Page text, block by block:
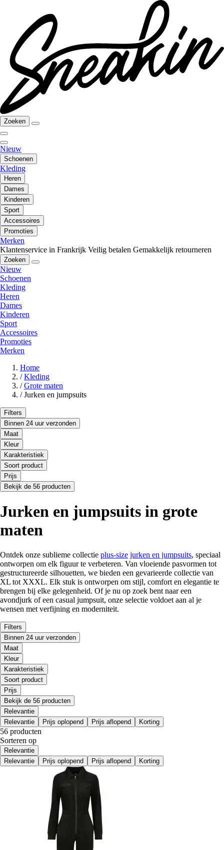
Zoeken
Nieuw
Schoenen
Kleding
Heren
Dames
Kinderen
Sport
Accessoires
Promoties
Merken
Klantenservice in Frankrijk Veilig betalen Gemakkelijk retourneren
Zoeken
Nieuw
Schoenen
Kleding
Heren
Dames
Kinderen
Sport
Accessoires
Promoties
Merken
Home
/ Kleding
/ Grote maten
/ Jurken en jumpsuits
Filters
Binnen 24 uur verzonden
Maat
Kleur
Karakteristiek
Soort product
Prijs
Bekijk de 56 producten
Jurken en jumpsuits in grote
maten
Ontdek onze sublieme collectie plus-size jurken en jumpsuits, speciaal
ontworpen om elk figuur te verbeteren. Van vloeiende pasvormen tot
gestructureerde silhouetten, we bieden een gevarieerde collectie van
XL tot XXXL. Elk stuk is ontworpen om stijl, comfort en elegantie te
brengen bij elke gelegenheid. Of je nu op zoek bent naar een
avondjurk of een casual jumpsuit, onze selectie voldoet aan al je
wensen met verfijning en moderniteit.
Filters
Binnen 24 uur verzonden
Maat
Kleur
Karakteristiek
Soort product
Prijs
Bekijk de 56 producten
Relevantie
Relevantie
Prijs oplopend Prijs aflopend Korting
56 producten
Sorteren op
Relevantie
Relevantie
Prijs oplopend Prijs aflopend Korting